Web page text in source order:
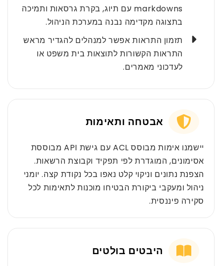
markdowns עם תיוג, בקרת גרסאות ותמיכה
בתצוגה מקדימה נבנה במערכת הניהול.
תזמון התראות אפשר למנהלים להגדיר מראש
התראות הקשורות לתוצאות בית משפט או
לעדכוני מאמרים.
אבטחה ותאימות
יישמנו אימות מבוסס ACL עם גישת API מבוססת
אסימונים, המוגדרת לפי תפקיד וקבוצת הרשאות.
הצפנת נתונים וניקוי קלט נאפו בכל נקודת קצה. יומני
ניהול ומעקבי ביקורת הבטיחו מוכנות לתאימות לכל
סקירה פיננסית.
היבטים בולטים